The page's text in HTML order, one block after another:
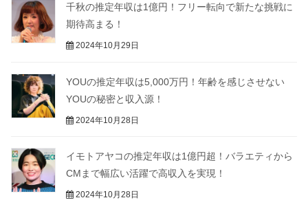
千秋の推定年収は1億円！フリー転向で新たな挑戦に
期待高まる！
2024年10月29日
YOUの推定年収は5,000万円！年齢を感じさせない
YOUの秘密と収入源！
2024年10月28日
イモトアヤコの推定年収は1億円超！バラエティから
CMまで幅広い活躍で高収入を実現！
2024年10月28日